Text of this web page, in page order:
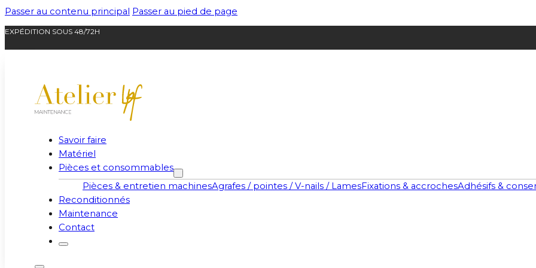
Passer au contenu principal Passer au pied de page
EXPÉDITION SOUS 48/72H
Savoir faire
Matériel
Pièces et consommables
Pièces & entretien machinesAgrafes / pointes / V-nails / LamesFixations & accrochesAdhésifs &
Reconditionnés
Maintenance
Contact